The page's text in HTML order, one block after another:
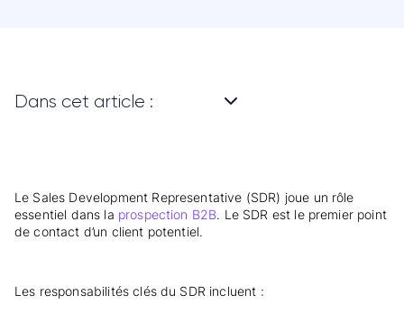
Dans cet article :
Le Sales Development Representative (SDR) joue un rôle
essentiel dans la prospection B2B. Le SDR est le premier point
de contact d’un client potentiel.
Les responsabilités clés du SDR incluent :